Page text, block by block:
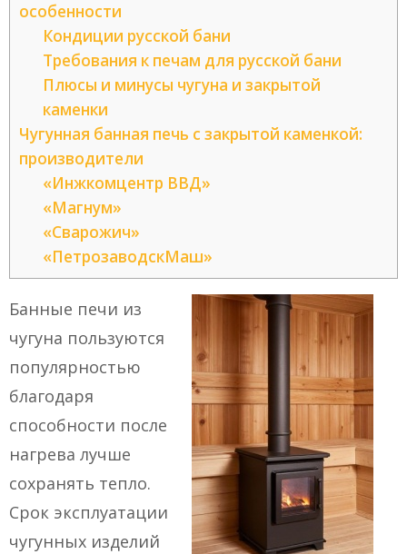
особенности
Кондиции русской бани
Требования к печам для русской бани
Плюсы и минусы чугуна и закрытой
каменки
Чугунная банная печь с закрытой каменкой:
производители
«Инжкомцентр ВВД»
«Магнум»
«Сварожич»
«ПетрозаводскМаш»
Банные печи из
чугуна пользуются
популярностью
благодаря
способности после
нагрева лучше
сохранять тепло.
Срок эксплуатации
чугунных изделий